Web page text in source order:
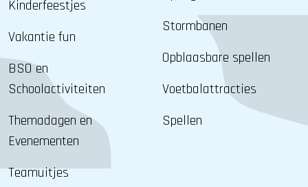
Kinderfeestjes
Vakantie fun
BSO en
Schoolactiviteiten
Themadagen en
Evenementen
Teamuitjes
Stormbanen
Opblaasbare spellen
Voetbalattracties
Spellen